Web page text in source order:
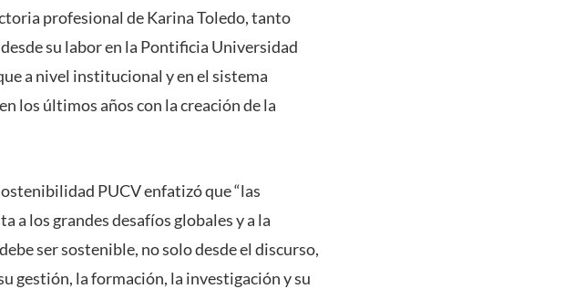
profesional de Karina Toledo, tanto
su labor en la Pontificia Universidad
a nivel institucional y en el sistema
los últimos años con la creación de la
PUCV enfatizó que “las
a los grandes desafíos globales y a la
ser sostenible, no solo desde el discurso,
gestión, la formación, la investigación y su